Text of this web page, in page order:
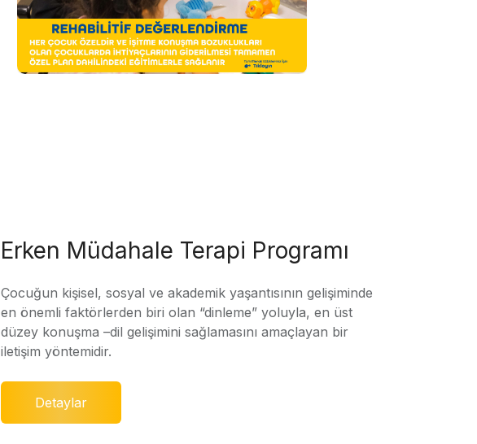
Erken Müdahale Terapi Programı
Çocuğun kişisel, sosyal ve akademik yaşantısının gelişiminde
en önemli faktörlerden biri olan “dinleme” yoluyla, en üst
düzey konuşma –dil gelişimini sağlamasını amaçlayan bir
iletişim yöntemidir.
Detaylar